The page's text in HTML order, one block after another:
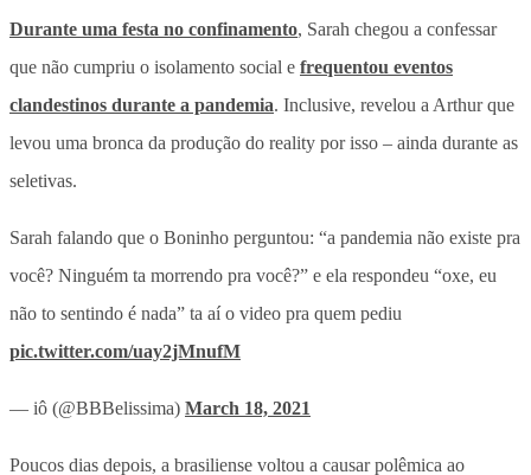
Durante uma festa no confinamento, Sarah chegou a confessar
que não cumpriu o isolamento social e frequentou eventos
clandestinos durante a pandemia. Inclusive, revelou a Arthur que
levou uma bronca da produção do reality por isso – ainda durante as
seletivas.
Sarah falando que o Boninho perguntou: “a pandemia não existe pra
você? Ninguém ta morrendo pra você?” e ela respondeu “oxe, eu
não to sentindo é nada” ta aí o video pra quem pediu
pic.twitter.com/uay2jMnufM
— iô (@BBBelissima) March 18, 2021
Poucos dias depois, a brasiliense voltou a causar polêmica ao